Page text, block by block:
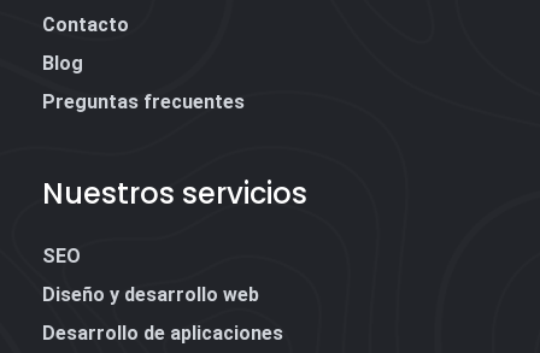
Contacto
Blog
Preguntas frecuentes
Nuestros servicios
SEO
Diseño y desarrollo web
Desarrollo de aplicaciones